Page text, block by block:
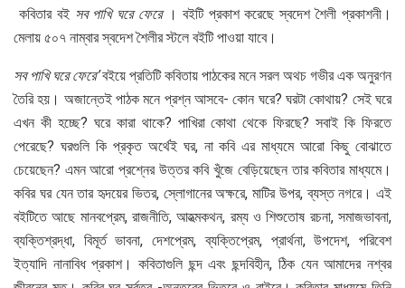
কবিতার বই সব পাখি ঘরে ফেরে । বইটি প্রকাশ করেছে স্বদেশ শৈলী প্রকাশনী।
মেলায় ৫০৭ নাম্বার স্বদেশ শৈলীর স্টলে বইটি পাওয়া যাবে।
সব পাখি ঘরে ফেরে’বইয়ে প্রতিটি কবিতায় পাঠকের মনে সরল অথচ গভীর এক অনুরণন
তৈরি হয়। অজান্তেই পাঠক মনে প্রশ্ন আসবে- কোন ঘরে? ঘরটা কোথায়? সেই ঘরে
এখন কী হচ্ছে? ঘরে কারা থাকে? পাখিরা কোথা থেকে ফিরছে? সবাই কি ফিরতে
পেরেছে? ঘরগুলি কি প্রকৃত অর্থেই ঘর, না কবি এর মাধ্যমে আরো কিছু বোঝাতে
চেয়েছেন? এমন আরো প্রশ্নের উত্তর কবি খুঁজে বেড়িয়েছেন তার কবিতার মাধ্যমে।
কবির ঘর যেন তার হৃদয়ের ভিতর, স্লোগানের অক্ষরে, মাটির উপর, ব্যস্ত নগরে। এই
বইটিতে আছে মানবপ্রেম, রাজনীতি, আহত্মকথন, রম্য ও শিশুতোষ রচনা, সমাজভাবনা,
ব্যক্তিশ্রদ্ধা, বিমূর্ত ভাবনা, দেশপ্রেম, ব্যক্তিপ্রেম, প্রার্থনা, উপদেশ, পরিবেশ
ইত্যাদি নানাবিধ প্রকাশ। কবিতাগুলি ছন্দ এবং ছন্দবিহীন, ঠিক যেন আমাদের নশ্বর